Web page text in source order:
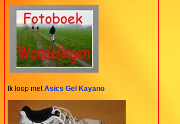
Ik loop metAsics Gel Kayano